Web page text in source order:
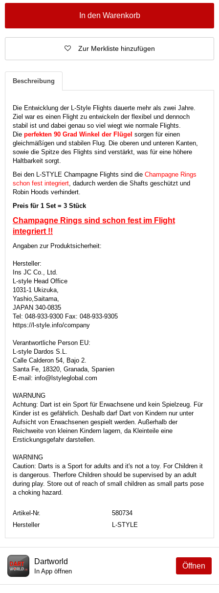
In den Warenkorb
Zur Merkliste hinzufügen
Beschreibung
Die Entwicklung der L-Style Flights dauerte mehr als zwei Jahre.
Ziel war es einen Flight zu entwickeln der flexibel und dennoch
stabil ist und dabei genau so viel wiegt wie normale Flights.
Die perfekten 90 Grad Winkel der Flügel sorgen für einen
gleichmäßígen und stabilen Flug. Die oberen und unteren Kanten,
sowie die Spitze des Flights sind verstärkt, was für eine höhere
Haltbarkeit sorgt.
Bei den L-STYLE Champagne Flights sind die Champagne Rings
schon fest integriert , dadurch werden die Shafts geschützt und
Robin Hoods verhindert.
Preis für 1 Set = 3 Stück
Champagne Rings sind schon fest im Flight
integriert !!
Angaben zur Produktsicherheit:
Hersteller:
Ins JC Co., Ltd.
L-style Head Office
1031-1 Ukizuka,
Yashio,Saitama,
JAPAN 340-0835
Tel: 048-933-9300 Fax: 048-933-9305
https://l-style.info/company
Verantwortliche Person EU:
L-style Dardos S.L.
Calle Calderon 54, Bajo 2.
Santa Fe, 18320, Granada, Spanien
E-mail: info@lstyleglobal.com
WARNUNG
Achtung: Dart ist ein Sport für Erwachsene und kein Spielzeug. Für
Kinder ist es gefährlich. Deshalb darf Dart von Kindern nur unter
Aufsicht von Erwachsenen gespielt werden. Außerhalb der
Reichweite von kleinen Kindern lagern, da Kleinteile eine
Erstickungsgefahr darstellen.
WARNING
Caution: Darts is a Sport for adults and it's not a toy. For Children it
is dangerous. Therfore Children should be supervised by an adult
during play. Store out of reach of small children as small parts pose
a choking hazard.
Artikel-Nr.
580734
Hersteller
L-STYLE
Öffnen
Dartworld
In App öffnen